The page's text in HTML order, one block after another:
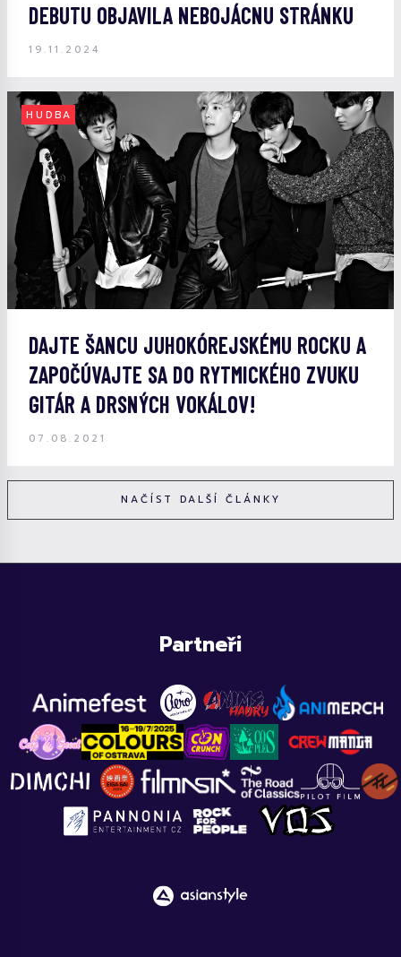
DEBUTU OBJAVILA NEBOJÁCNU STRÁNKU
19.11.2024
HUDBA
DAJTE ŠANCU JUHOKÓREJSKÉMU ROCKU A
ZAPOČÚVAJTE SA DO RYTMICKÉHO ZVUKU
GITÁR A DRSNÝCH VOKÁLOV!
07.08.2021
NAČÍST DALŠÍ ČLÁNKY
Partneři